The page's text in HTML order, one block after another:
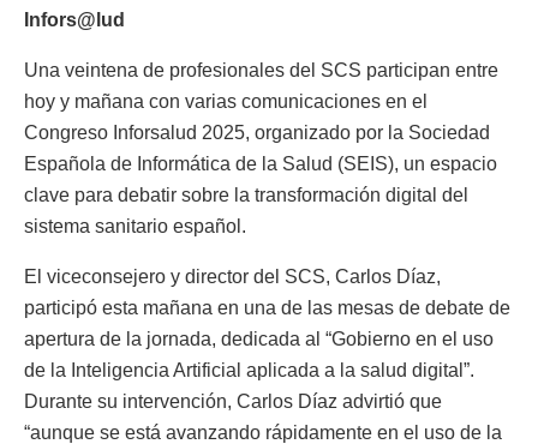
Infors@lud
Una veintena de profesionales del SCS participan entre
hoy y mañana con varias comunicaciones en el
Congreso Inforsalud 2025, organizado por la Sociedad
Española de Informática de la Salud (SEIS), un espacio
clave para debatir sobre la transformación digital del
sistema sanitario español.
El viceconsejero y director del SCS, Carlos Díaz,
participó esta mañana en una de las mesas de debate de
apertura de la jornada, dedicada al “Gobierno en el uso
de la Inteligencia Artificial aplicada a la salud digital”.
Durante su intervención, Carlos Díaz advirtió que
“aunque se está avanzando rápidamente en el uso de la